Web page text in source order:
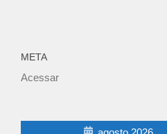
META
Acessar